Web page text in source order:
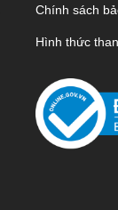
Chính sách
Hình thức